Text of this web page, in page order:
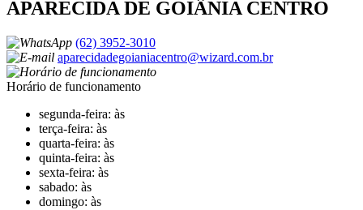
APARECIDA DE GOIÂNIA CENTRO
(62) 3952-3010
aparecidadegoianiacentro@wizard.com.br
Horário de funcionamento
segunda-feira: às
terça-feira: às
quarta-feira: às
quinta-feira: às
sexta-feira: às
sabado: às
domingo: às